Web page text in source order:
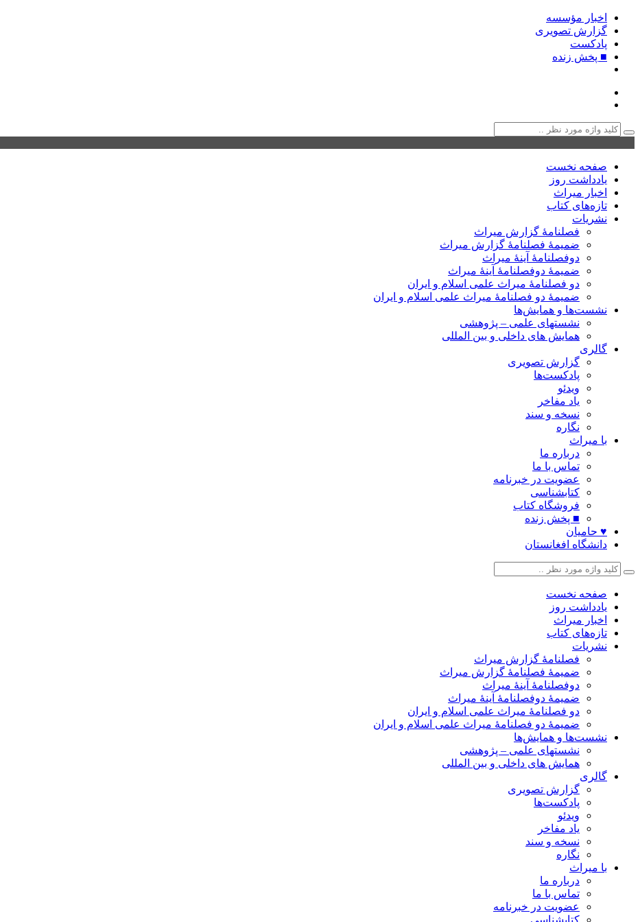
اخبار مؤسسه
گزارش تصویری
پادکست‌
■ پخش زنده
صفحه نخست
یادداشت روز
اخبار میراث
تازه‌های کتاب
نشریات
فصلنامۀ گزارش میراث
ضمیمۀ فصلنامۀ گزارش میراث
دوفصلنامۀ آینۀ میراث
ضمیمۀ دوفصلنامۀ آینۀ میراث
دو فصلنامۀ میراث علمی اسلام و ایران
ضمیمۀ دو فصلنامۀ میراث علمی اسلام و ایران
نشست‌ها و همایش‌ها
نشستهای علمی – پژوهشی
همایش های داخلی و بین المللی
گالری
گزارش تصویری
پادکست‌ها
ویدئو
یاد مفاخر
نسخه و سند
نگاره
با میراث
درباره ما
تماس با ما
عضویت در خبرنامه
کتابشناسی
فروشگاه کتاب
■ پخش زنده
♥ حامیان
دانشگاه افغانستان
صفحه نخست
یادداشت روز
اخبار میراث
تازه‌های کتاب
نشریات
فصلنامۀ گزارش میراث
ضمیمۀ فصلنامۀ گزارش میراث
دوفصلنامۀ آینۀ میراث
ضمیمۀ دوفصلنامۀ آینۀ میراث
دو فصلنامۀ میراث علمی اسلام و ایران
ضمیمۀ دو فصلنامۀ میراث علمی اسلام و ایران
نشست‌ها و همایش‌ها
نشستهای علمی – پژوهشی
همایش های داخلی و بین المللی
گالری
گزارش تصویری
پادکست‌ها
ویدئو
یاد مفاخر
نسخه و سند
نگاره
با میراث
درباره ما
تماس با ما
عضویت در خبرنامه
کتابشناسی